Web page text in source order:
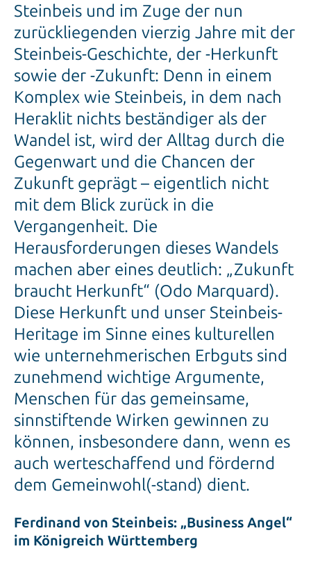
Steinbeis und im Zuge der nun
zurückliegenden vierzig Jahre mit der
Steinbeis-Geschichte, der -Herkunft
sowie der -Zukunft: Denn in einem
Komplex wie Steinbeis, in dem nach
Heraklit nichts beständiger als der
Wandel ist, wird der Alltag durch die
Gegenwart und die Chancen der
Zukunft geprägt – eigentlich nicht
mit dem Blick zurück in die
Vergangenheit. Die
Herausforderungen dieses Wandels
machen aber eines deutlich: „Zukunft
braucht Herkunft“ (Odo Marquard).
Diese Herkunft und unser Steinbeis-
Heritage im Sinne eines kulturellen
wie unternehmerischen Erbguts sind
zunehmend wichtige Argumente,
Menschen für das gemeinsame,
sinnstiftende Wirken gewinnen zu
können, insbesondere dann, wenn es
auch werteschaffend und fördernd
dem Gemeinwohl(-stand) dient.
Ferdinand von Steinbeis: „Business Angel“
im Königreich Württemberg